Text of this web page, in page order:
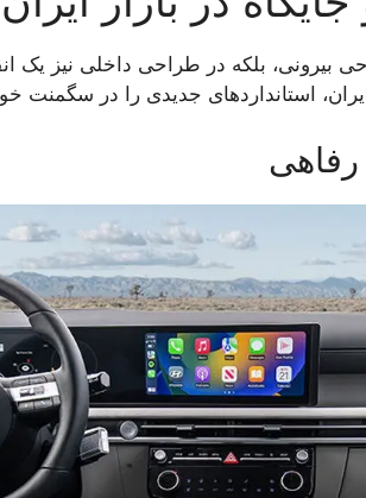
بیرونی، بلکه در طراحی داخلی نیز یک
استانداردهای جدیدی را در سگمنت
رفاهی